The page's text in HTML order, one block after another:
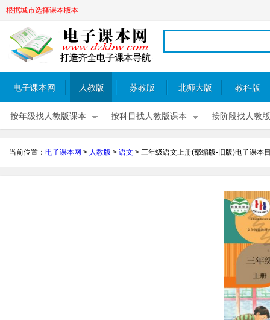
根据城市选择课本版本
电子课本网 人教版 苏教版 北师大版 教科版
按年级找人教版课本 按科目找人教版课本 按阶段找人教
当前位置： 电子课本网 > 人教版 > 语文 > 三年级语文上册(部编版-旧版)电子课本